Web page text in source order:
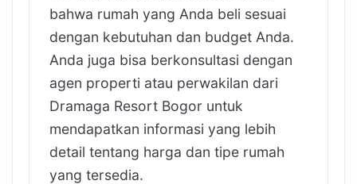
bahwa rumah yang Anda beli sesuai
dengan kebutuhan dan budget Anda.
Anda juga bisa berkonsultasi dengan
agen properti atau perwakilan dari
Dramaga Resort Bogor untuk
mendapatkan informasi yang lebih
detail tentang harga dan tipe rumah
yang tersedia.